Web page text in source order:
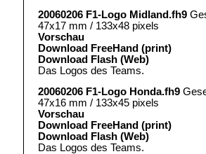
20060206 F1-Logo Midland.fh9
47x17 mm / 133x48 pixels
Vorschau
Download FreeHand (print)
Download Flash (Web)
Das Logos des Teams.
20060206 F1-Logo Honda.fh9
47x16 mm / 133x45 pixels
Vorschau
Download FreeHand (print)
Download Flash (Web)
Das Logos des Teams.